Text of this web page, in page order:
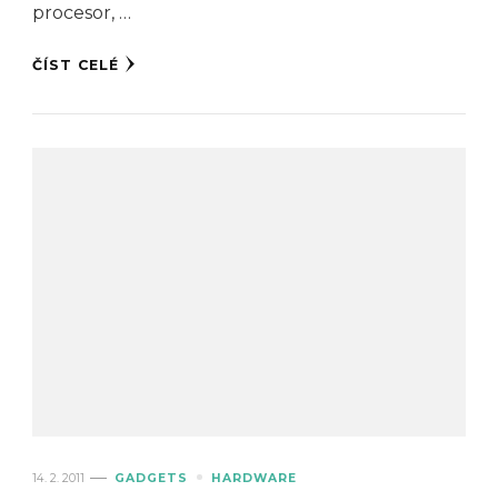
procesor, …
ČÍST CELÉ
14. 2. 2011 GADGETS HARDWARE